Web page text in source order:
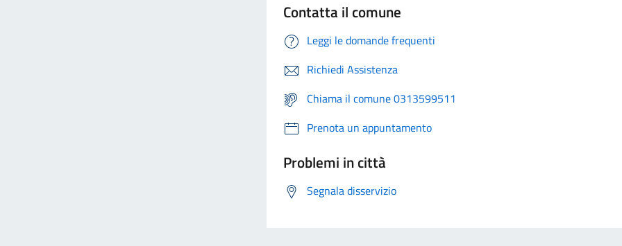
Contatta il comune
Leggi le domande frequenti
Richiedi Assistenza
Chiama il comune 0313599511
Prenota un appuntamento
Problemi in città
Segnala disservizio